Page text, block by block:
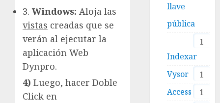
3. Windows: Aloja las
vistas creadas que se
verán al ejecutar la
aplicación Web
Dynpro.
4) Luego, hacer Doble
Click en
llave
pública
1
Indexar
1
Vysor
1
Access